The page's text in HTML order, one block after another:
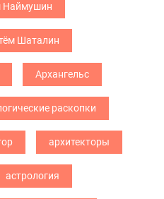
Наймушин
Шаталин
Архангельс
раскопки
архитекторы
астрология